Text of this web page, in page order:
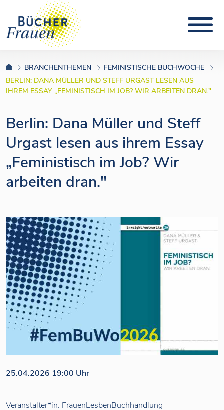
BRANCHENTHEMEN
FEMINISTISCHE BUCHWOCHE
BERLIN: DANA MÜLLER UND STEFF URGAST LESEN AUS
IHREM ESSAY „FEMINISTISCH IM JOB? WIR ARBEITEN DRAN."
Berlin: Dana Müller und Steff
Urgast lesen aus ihrem Essay
„Feministisch im Job? Wir
arbeiten dran."
25.04.2026 19:00 Uhr
Veranstalter*in: FrauenLesbenBuchhandlung